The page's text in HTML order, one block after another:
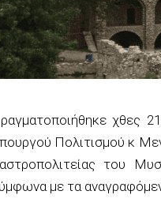
χθες
Πολιτισμού κ
του
με τα